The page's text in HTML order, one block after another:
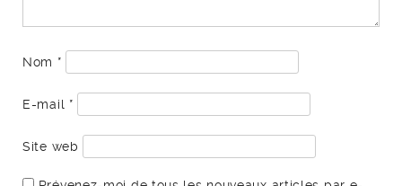
Nom *
E-mail *
Site web